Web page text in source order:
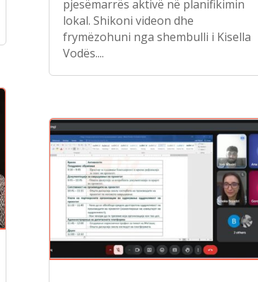
pjesëmarrës aktivë në planifikimin
lokal. Shikoni videon dhe
frymëzohuni nga shembulli i Kisella
Vodës....